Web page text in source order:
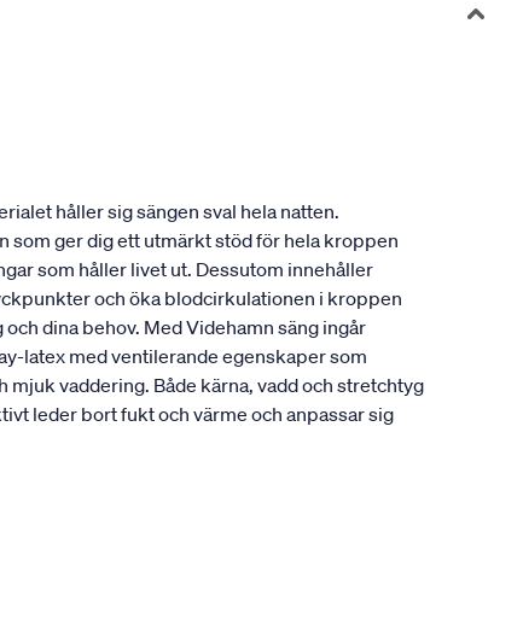
håller sig sängen sval hela natten.
som ger dig ett utmärkt stöd för hela kroppen
som håller livet ut. Dessutom innehåller
och öka blodcirkulationen i kroppen
dina behov. Med Videhamn säng ingår
latex med ventilerande egenskaper som
vaddering. Både kärna, vadd och stretchtyg
leder bort fukt och värme och anpassar sig